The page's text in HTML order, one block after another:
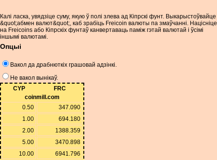
Калі ласка, увядзіце суму, якую ў полі злева ад Кіпрскі фунт. Выкарыстоўвайце
&quot;абмен валют&quot;, каб зрабіць Freicoin валюты па змаўчанні. Націсніце
на Freicoins або Кіпрскіх фунтаў канвертаваць паміж гэтай валютай і ўсімі
іншымі валютамі.
Опцыі
Вакол да драбнюткіх грашовай адзінкі.
Не вакол вынікаў.
CYP
FRC
coinmill.com
0.50
347.090
1.00
694.180
2.00
1388.359
5.00
3470.898
10.00
6941.796